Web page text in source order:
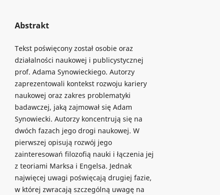
Abstrakt
Tekst poświęcony został osobie oraz
działalności naukowej i publicystycznej
prof. Adama Synowieckiego. Autorzy
zaprezentowali kontekst rozwoju kariery
naukowej oraz zakres problematyki
badawczej, jaką zajmował się Adam
Synowiecki. Autorzy koncentrują się na
dwóch fazach jego drogi naukowej. W
pierwszej opisują rozwój jego
zainteresowań filozofią nauki i łączenia jej
z teoriami Marksa i Engelsa. Jednak
najwięcej uwagi poświęcają drugiej fazie,
w której zwracają szczególną uwagę na